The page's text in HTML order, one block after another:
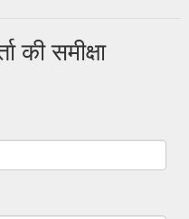
की समीक्षा